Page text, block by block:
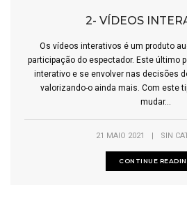
2- VÍDEOS
Os vídeos interativos é um produto
participação do espectador. Este último
interativo e se envolver nas decisões
valorizando-o ainda mais. Com este
mudar...
21 MAIO 2021 | SIN
CONTINUE